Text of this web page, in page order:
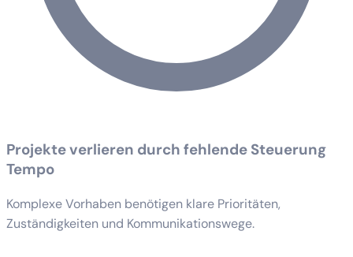
Projekte verlieren durch fehlende Steuerung
Tempo
Komplexe Vorhaben benötigen klare Prioritäten,
Zuständigkeiten und Kommunikationswege.